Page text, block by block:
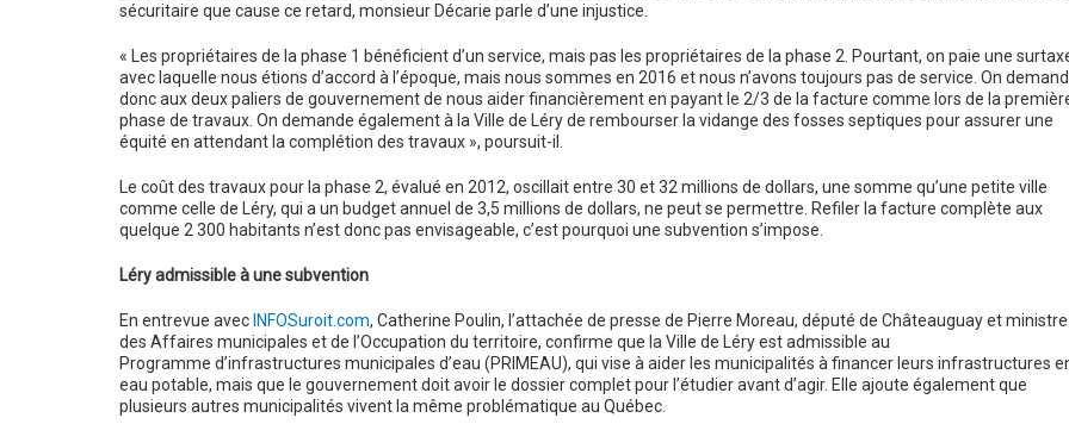
sécuritaire que cause ce retard, monsieur Décarie parle d’une injustice.
« Les propriétaires de la phase 1 bénéficient d’un service, mais pas les propriétaires de la phase 2. Pourtant, on paie une
avec laquelle nous étions d’accord à l’époque, mais nous sommes en 2016 et nous n’avons toujours pas de service. On
donc aux deux paliers de gouvernement de nous aider financièrement en payant le 2/3 de la facture comme lors de la
phase de travaux. On demande également à la Ville de Léry de rembourser la vidange des fosses septiques pour assurer une
équité en attendant la complétion des travaux », poursuit-il.
Le coût des travaux pour la phase 2, évalué en 2012, oscillait entre 30 et 32 millions de dollars, une somme qu’une petite ville
comme celle de Léry, qui a un budget annuel de 3,5 millions de dollars, ne peut se permettre. Refiler la facture complète aux
quelque 2 300 habitants n’est donc pas envisageable, c’est pourquoi une subvention s’impose.
Léry admissible à une subvention
En entrevue avec INFOSuroit.com, Catherine Poulin, l’attachée de presse de Pierre Moreau, député de Châteauguay et ministre
des Affaires municipales et de l’Occupation du territoire, confirme que la Ville de Léry est admissible au
Programme d’infrastructures municipales d’eau (PRIMEAU), qui vise à aider les municipalités à financer leurs infrastructures
eau potable, mais que le gouvernement doit avoir le dossier complet pour l’étudier avant d’agir. Elle ajoute également que
plusieurs autres municipalités vivent la même problématique au Québec.